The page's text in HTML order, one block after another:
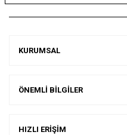
KURUMSAL
ÖNEMLİ BİLGİLER
HIZLI ERİŞİM